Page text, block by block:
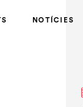
NOTÍCIES